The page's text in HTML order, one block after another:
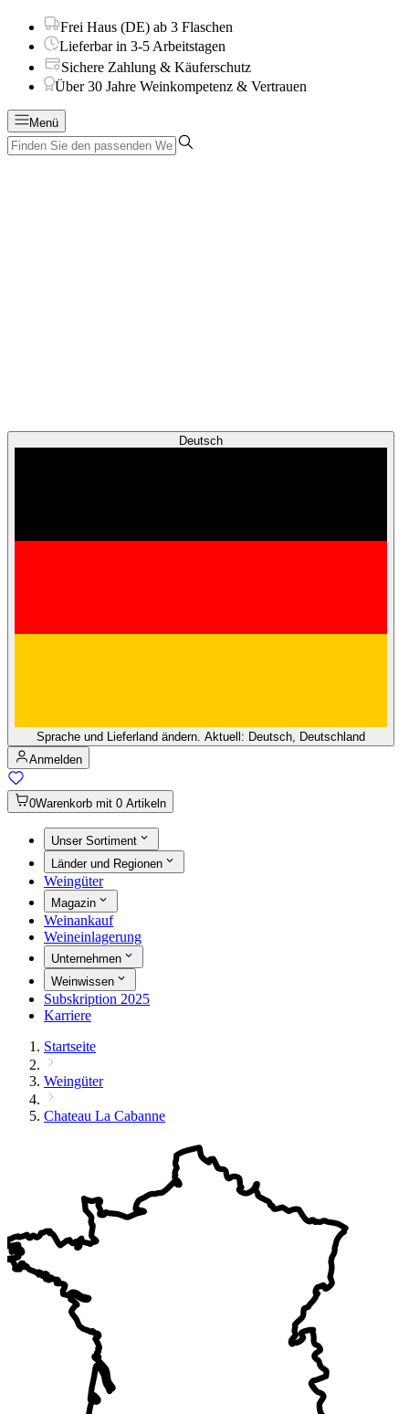
Frei Haus (DE) ab 3 Flaschen
Lieferbar in 3-5 Arbeitstagen
Sichere Zahlung & Käuferschutz
Über 30 Jahre Weinkompetenz & Vertrauen
Menü
Deutsch
Sprache und Lieferland ändern. Aktuell: Deutsch, Deutschland
Anmelden
0Warenkorb mit 0 Artikeln
Unser Sortiment
Länder und Regionen
Weingüter
Magazin
Weinankauf
Weineinlagerung
Unternehmen
Weinwissen
Subskription 2025
Karriere
Startseite
Weingüter
Chateau La Cabanne